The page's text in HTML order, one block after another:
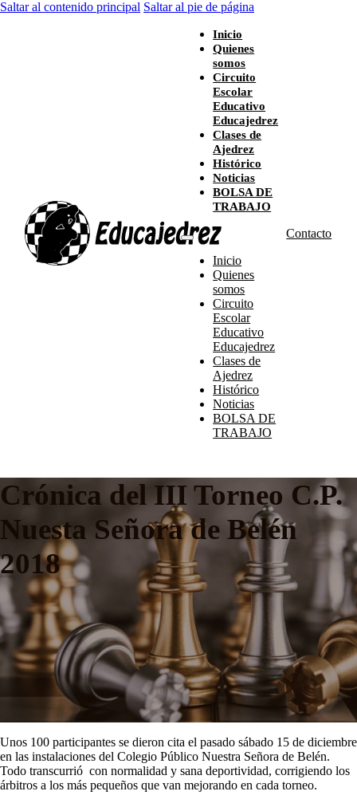
Saltar al contenido principal Saltar al pie de página
Inicio
Quienes
somos
Circuito
Escolar
Educativo
Educajedrez
Clases de
Ajedrez
Histórico
Noticias
BOLSA DE
TRABAJO
Inicio
Quienes
somos
Circuito
Escolar
Educativo
Educajedrez
Clases de
Ajedrez
Histórico
Noticias
BOLSA DE
TRABAJO
Contacto
Crónica del III Torneo C.P.
Nuesta Señora de Belén
2018
Unos 100 participantes se dieron cita el pasado sábado 15 de diciembre
en las instalaciones del Colegio Público Nuestra Señora de Belén.
Todo transcurrió con normalidad y sana deportividad, corrigiendo los
árbitros a los más pequeños que van mejorando en cada torneo.